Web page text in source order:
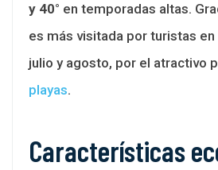
y 40° en temporadas altas.
es más visitada por turistas
julio y agosto, por el atractivo
playas.
Características